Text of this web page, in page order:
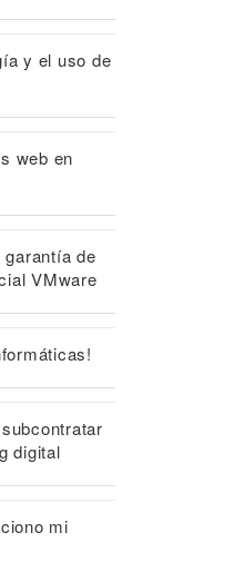
y el uso de
web en
de
VMware
digital
mi